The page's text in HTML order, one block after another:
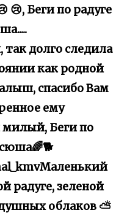
😢, Беги по радуге
так долго следила
как родной
спасибо Вам
ему
милый, Беги по
радуге, зеленой
облаков ⛅️